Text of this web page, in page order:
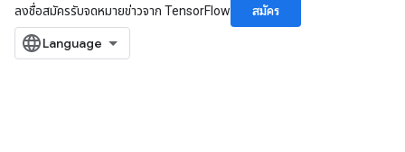
ลงชื่อสมัครรับจดหมายข่าวจาก TensorFlow
สมัคร